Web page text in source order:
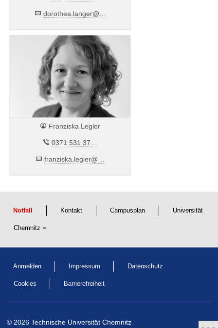
✉ dorothea.langer@…
👤 Franziska Legler
✆ 0371 531 37…
✉ franziska.legler@…
Notfall Kontakt Campusplan Universität
Chemnitz
Anmelden Impressum Datenschutz
Cookies Barrierefreiheit
© 2026 Technische Universität Chemnitz